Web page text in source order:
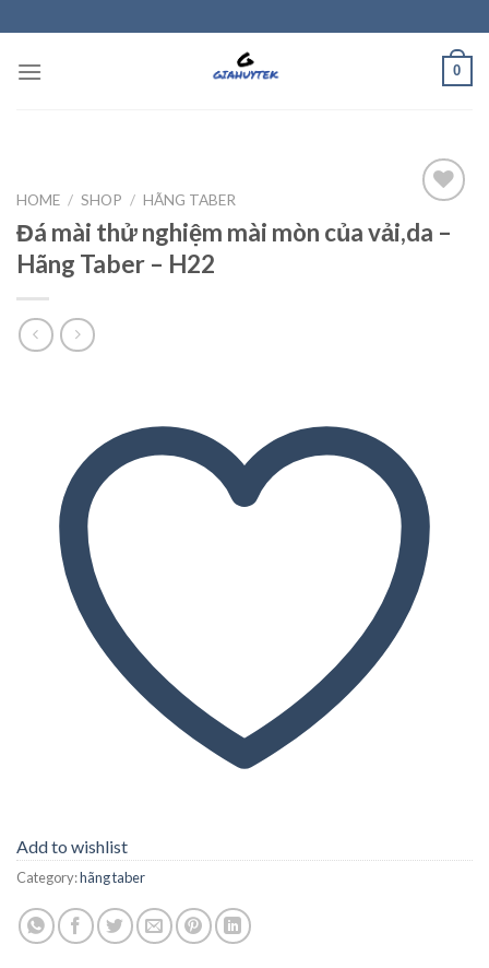
to
content
0
HOME / SHOP / HÃNG TABER
Đá mài thử nghiệm mài mòn của vải,da –
Hãng Taber – H22
Add to wishlist
Category:hãng taber